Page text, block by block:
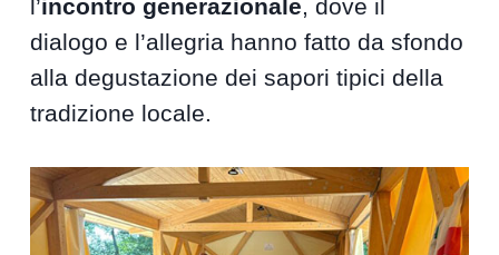
l’incontro generazionale , dove il
dialogo e l’allegria hanno fatto da sfondo
alla degustazione dei sapori tipici della
tradizione locale.